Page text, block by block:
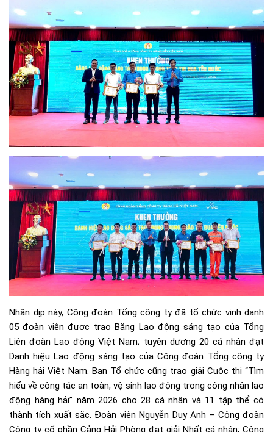
Nhân dịp này, Công đoàn Tổng công ty đã tổ chức vinh danh
05 đoàn viên được trao Bằng Lao động sáng tạo của Tổng
Liên đoàn Lao động Việt Nam; tuyên dương 20 cá nhân đạt
Danh hiệu Lao động sáng tạo của Công đoàn Tổng công ty
Hàng hải Việt Nam. Ban Tổ chức cũng trao giải Cuộc thi “Tìm
hiểu về công tác an toàn, vệ sinh lao động trong công nhân lao
động hàng hải” năm 2026 cho 28 cá nhân và 11 tập thể có
thành tích xuất sắc. Đoàn viên Nguyễn Duy Anh – Công đoàn
Công ty cổ phần Cảng Hải Phòng đạt giải Nhất cá nhân; Công